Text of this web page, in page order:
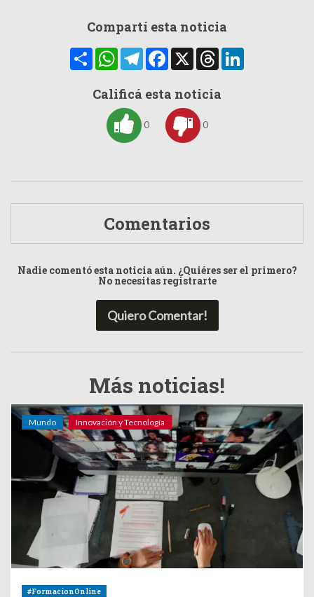
Compartí esta noticia
CompartirWhatsAppTelegramFacebook
X Threads
Calificá esta noticia
0 0
Comentarios
Nadie comentó esta noticia aún. ¿Quiéres ser el primero?
No necesitas registrarte
Quiero Comentar!
Más noticias!
Mundo Innovación y Tecnología
#FormacionOnline